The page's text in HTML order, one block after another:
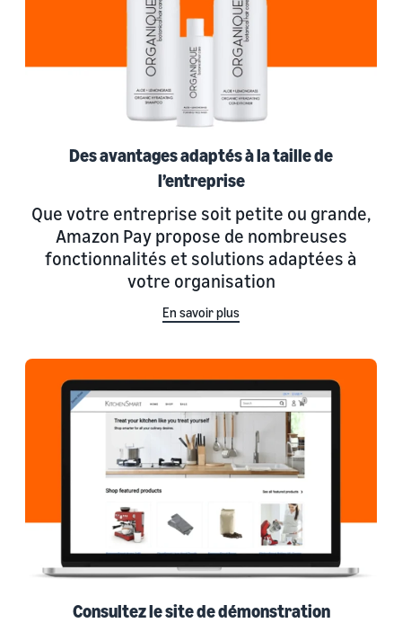
Des avantages adaptés à la taille de
l’entreprise
Que votre entreprise soit petite ou grande,
Amazon Pay propose de nombreuses
fonctionnalités et solutions adaptées à
votre organisation
En savoir plus
Consultez le site de démonstration